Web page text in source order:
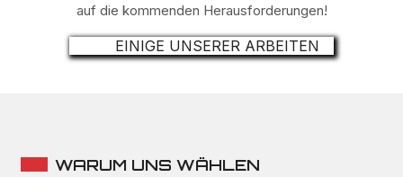
auf die kommenden Herausforderungen!
EINIGE UNSERER ARBEITEN
WARUM UNS WÄHLEN